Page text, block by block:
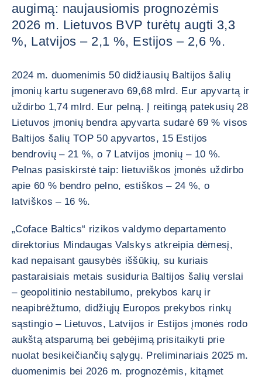
augimą: naujausiomis prognozėmis
2026 m. Lietuvos BVP turėtų augti 3,3
%, Latvijos – 2,1 %, Estijos – 2,6 %.
2024 m. duomenimis 50 didžiausių Baltijos šalių
įmonių kartu sugeneravo 69,68 mlrd. Eur apyvartą ir
uždirbo 1,74 mlrd. Eur pelną. Į reitingą patekusių 28
Lietuvos įmonių bendra apyvarta sudarė 69 % visos
Baltijos šalių TOP 50 apyvartos, 15 Estijos
bendrovių – 21 %, o 7 Latvijos įmonių – 10 %.
Pelnas pasiskirstė taip: lietuviškos įmonės uždirbo
apie 60 % bendro pelno, estiškos – 24 %, o
latviškos – 16 %.
„Coface Baltics“ rizikos valdymo departamento
direktorius Mindaugas Valskys atkreipia dėmesį,
kad nepaisant gausybės iššūkių, su kuriais
pastaraisiais metais susiduria Baltijos šalių verslai
– geopolitinio nestabilumo, prekybos karų ir
neapibrėžtumo, didžiųjų Europos prekybos rinkų
sąstingio – Lietuvos, Latvijos ir Estijos įmonės rodo
aukštą atsparumą bei gebėjimą prisitaikyti prie
nuolat besikeičiančių sąlygų. Preliminariais 2025 m.
duomenimis bei 2026 m. prognozėmis, kitąmet